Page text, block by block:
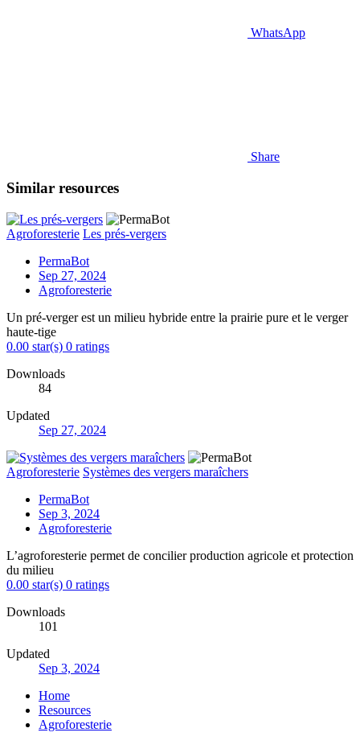
WhatsApp
Share
Similar resources
Agroforesterie Les prés-vergers
PermaBot
Sep 27, 2024
Agroforesterie
Un pré-verger est un milieu hybride entre la prairie pure et le verger
haute-tige
0.00 star(s) 0 ratings
Downloads
84
Updated
Sep 27, 2024
Agroforesterie Systèmes des vergers maraîchers
PermaBot
Sep 3, 2024
Agroforesterie
L’agroforesterie permet de concilier production agricole et protection
du milieu
0.00 star(s) 0 ratings
Downloads
101
Updated
Sep 3, 2024
Home
Resources
Agroforesterie